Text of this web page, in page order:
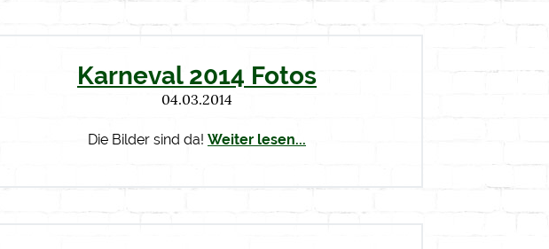
Karneval 2014 Fotos
04.03.2014
Die Bilder sind da! Weiter lesen...